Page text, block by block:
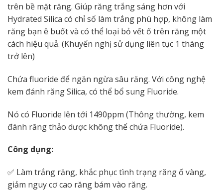
trên bề mặt răng. Giúp răng trắng sáng hơn với
Hydrated Silica có chỉ số làm trắng phù hợp, không làm
răng bạn ê buốt và có thể loại bỏ vết ố trên răng một
cách hiệu quả. (Khuyến nghị sử dụng liên tục 1 tháng
trở lên)
Chứa fluoride để ngăn ngừa sâu răng. Với công nghệ
kem đánh răng Silica, có thể bổ sung Fluoride.
Nó có Fluoride lên tới 1490ppm (Thông thường, kem
đánh răng thảo dược không thể chứa Fluoride).
Công dụng:
✅ Làm trắng răng, khắc phục tình trạng răng ố vàng,
giảm nguy cơ cao răng bám vào răng.